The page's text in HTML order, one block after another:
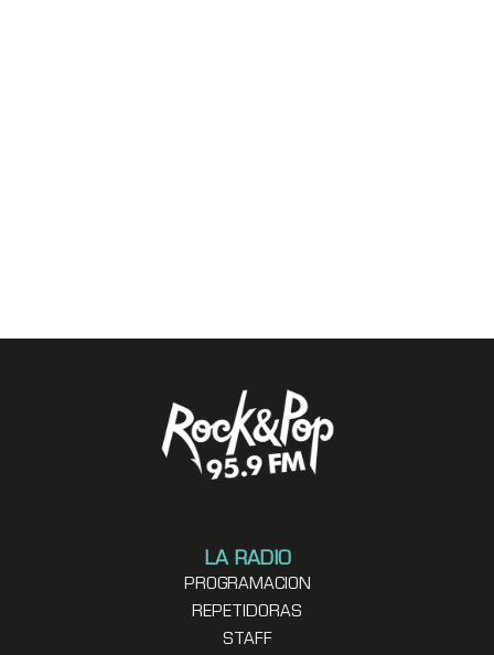
LA RADIO
PROGRAMACION
REPETIDORAS
STAFF